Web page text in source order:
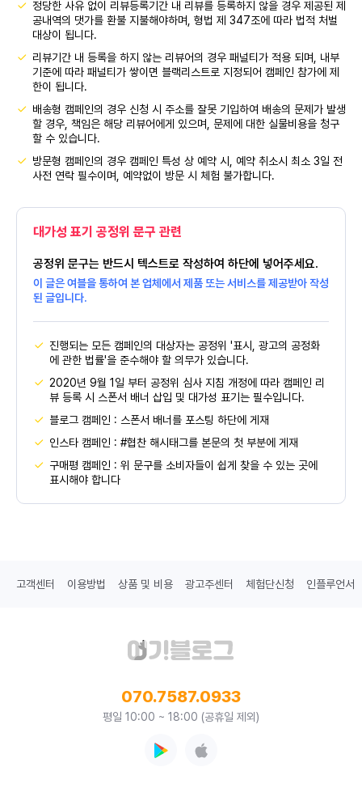
정당한 사유 없이 리뷰등록기간 내 리뷰를 등록하지 않을 경우 제공된 제
공내역의 댓가를 환불 지불해야하며, 형법 제 347조에 따라 법적 처벌
대상이 됩니다.
리뷰기간 내 등록을 하지 않는 리뷰어의 경우 패널티가 적용 되며, 내부
기준에 따라 패널티가 쌓이면 블랙리스트로 지정되어 캠페인 참가에 제
한이 됩니다.
배송형 캠페인의 경우 신청 시 주소를 잘못 기입하여 배송의 문제가 발생
할 경우, 책임은 해당 리뷰어에게 있으며, 문제에 대한 실물비용을 청구
할 수 있습니다.
방문형 캠페인의 경우 캠페인 특성 상 예약 시, 예약 취소시 최소 3일 전
사전 연락 필수이며, 예약없이 방문 시 체험 불가합니다.
대가성 표기 공정위 문구 관련
공정위 문구는 반드시 텍스트로 작성하여 하단에 넣어주세요.
이 글은 여블을 통하여 본 업체에서 제품 또는 서비스를 제공받아 작성
된 글입니다.
진행되는 모든 캠페인의 대상자는 공정위 '표시, 광고의 공정화
에 관한 법률'을 준수해야 할 의무가 있습니다.
2020년 9월 1일 부터 공정위 심사 지침 개정에 따라 캠페인 리
뷰 등록 시 스폰서 배너 삽입 및 대가성 표기는 필수입니다.
블로그 캠페인 : 스폰서 배너를 포스팅 하단에 게재
인스타 캠페인 : #협찬 해시태그를 본문의 첫 부분에 게재
구매평 캠페인 : 위 문구를 소비자들이 쉽게 찾을 수 있는 곳에
표시해야 합니다
고객센터 이용방법 상품 및 비용 광고주센터 체험단신청 인플루언서
070.7587.0933
평일 10:00 ~ 18:00 (공휴일 제외)